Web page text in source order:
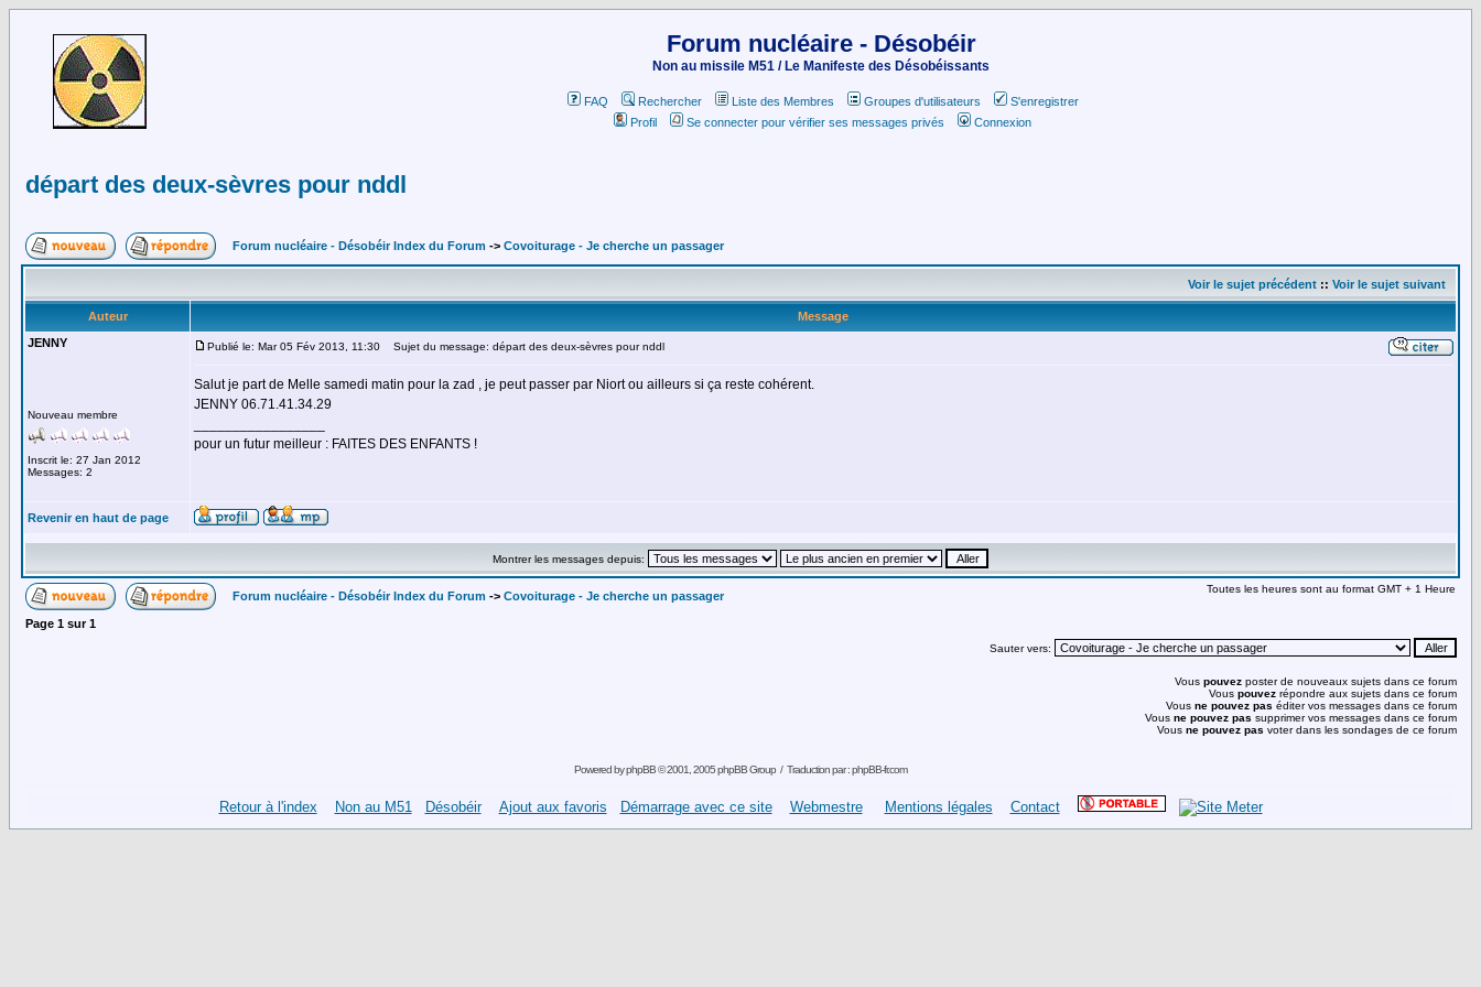
Forum nucléaire - Désobéir
Non au missile M51 / Le Manifeste des Désobéissants
FAQ Rechercher Liste des Membres Groupes d'utilisateurs
S'enregistrer
Profil
Se connecter pour vérifier ses messages privés Connexion
départ des deux-sèvres pour nddl
Forum nucléaire - Désobéir Index du Forum -> Covoiturage - Je cherche un passager
Voir le sujet précédent :: Voir le sujet suivant
Auteur
Message
JENNY
Nouveau membre
Inscrit le: 27 Jan 2012
Messages: 2
Publié le: Mar 05 Fév 2013, 11:30 Sujet du message: départ des deux-sèvres pour nddl
Salut je part de Melle samedi matin pour la zad , je peut passer par Niort ou ailleurs si ça reste cohérent.
JENNY 06.71.41.34.29
pour un futur meilleur : FAITES DES ENFANTS !
Revenir en haut de page
Montrer les messages depuis:
Forum nucléaire - Désobéir Index du Forum -> Covoiturage - Je cherche un passager
Toutes les heures sont au format GMT + 1 Heure
Page 1 sur1
Sauter vers:
Vous pouvez poster de nouveaux sujets dans ce forum
Vous pouvez répondre aux sujets dans ce forum
Vous ne pouvez pas éditer vos messages dans ce forum
Vous ne pouvez pas supprimer vos messages dans ce forum
Vous ne pouvez pas voter dans les sondages de ce forum
Powered byphpBB© 2001, 2005 phpBB Group / Traduction par :phpBB-fr.com
Retour à l'index Non au M51 Désobéir Ajout aux favoris Démarrage avec ce site Webmestre Mentions légales Contact